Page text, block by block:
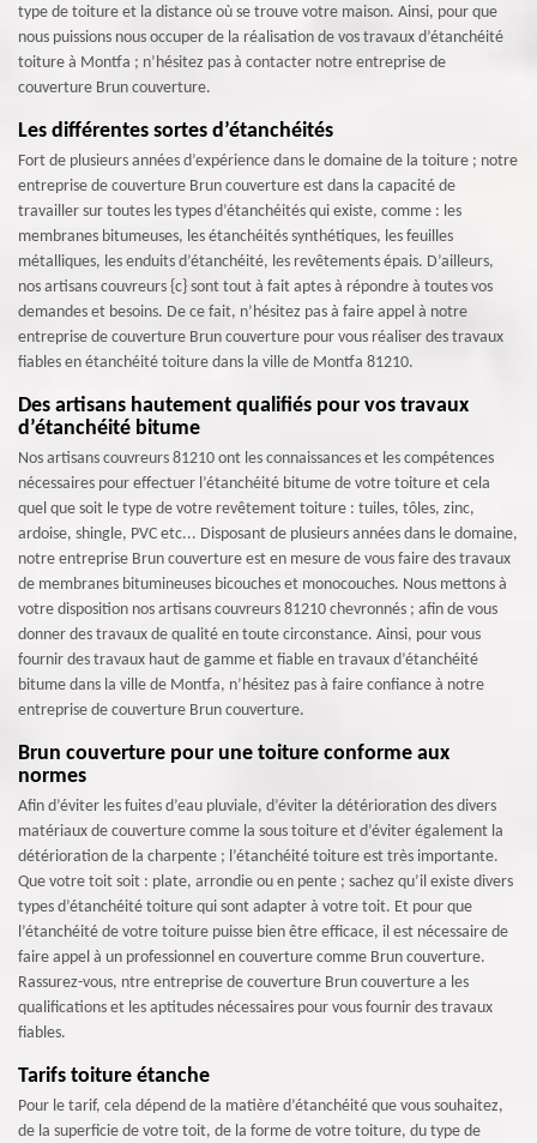
type de toiture et la distance où se trouve votre maison. Ainsi, pour que
nous puissions nous occuper de la réalisation de vos travaux d’étanchéité
toiture à Montfa ; n’hésitez pas à contacter notre entreprise de
couverture Brun couverture.
Les différentes sortes d’étanchéités
Fort de plusieurs années d’expérience dans le domaine de la toiture ; notre
entreprise de couverture Brun couverture est dans la capacité de
travailler sur toutes les types d’étanchéités qui existe, comme : les
membranes bitumeuses, les étanchéités synthétiques, les feuilles
métalliques, les enduits d’étanchéité, les revêtements épais. D’ailleurs,
nos artisans couvreurs {c} sont tout à fait aptes à répondre à toutes vos
demandes et besoins. De ce fait, n’hésitez pas à faire appel à notre
entreprise de couverture Brun couverture pour vous réaliser des travaux
fiables en étanchéité toiture dans la ville de Montfa 81210.
Des artisans hautement qualifiés pour vos travaux
d’étanchéité bitume
Nos artisans couvreurs 81210 ont les connaissances et les compétences
nécessaires pour effectuer l’étanchéité bitume de votre toiture et cela
quel que soit le type de votre revêtement toiture : tuiles, tôles, zinc,
ardoise, shingle, PVC etc... Disposant de plusieurs années dans le domaine,
notre entreprise Brun couverture est en mesure de vous faire des travaux
de membranes bitumineuses bicouches et monocouches. Nous mettons à
votre disposition nos artisans couvreurs 81210 chevronnés ; afin de vous
donner des travaux de qualité en toute circonstance. Ainsi, pour vous
fournir des travaux haut de gamme et fiable en travaux d’étanchéité
bitume dans la ville de Montfa, n’hésitez pas à faire confiance à notre
entreprise de couverture Brun couverture.
Brun couverture pour une toiture conforme aux
normes
Afin d’éviter les fuites d’eau pluviale, d’éviter la détérioration des divers
matériaux de couverture comme la sous toiture et d’éviter également la
détérioration de la charpente ; l’étanchéité toiture est très importante.
Que votre toit soit : plate, arrondie ou en pente ; sachez qu’il existe divers
types d’étanchéité toiture qui sont adapter à votre toit. Et pour que
l’étanchéité de votre toiture puisse bien être efficace, il est nécessaire de
faire appel à un professionnel en couverture comme Brun couverture.
Rassurez-vous, ntre entreprise de couverture Brun couverture a les
qualifications et les aptitudes nécessaires pour vous fournir des travaux
fiables.
Tarifs toiture étanche
Pour le tarif, cela dépend de la matière d’étanchéité que vous souhaitez,
de la superficie de votre toit, de la forme de votre toiture, du type de